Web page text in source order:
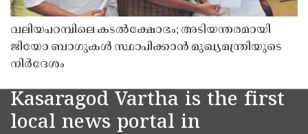
വലിയപറമ്പിലെ കടൽക്ഷോഭം; അടിയന്തരമായി
ജിയോ ബാഗുകൾ സ്ഥാപിക്കാൻ മുഖ്യമന്ത്രിയുടെ
നിർദേശം
Kasaragod Vartha is the first
local news portal in